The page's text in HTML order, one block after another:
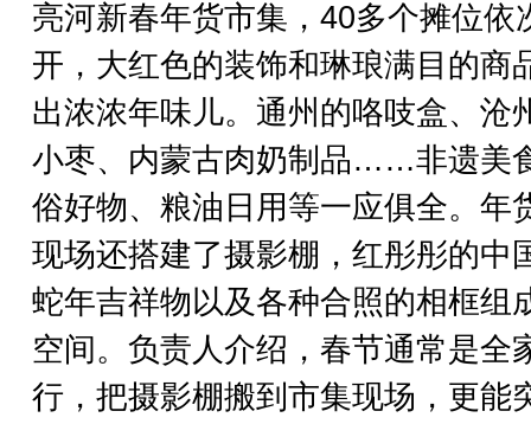
亮河新春年货市集，40多个摊位依
开，大红色的装饰和琳琅满目的商
出浓浓年味儿。通州的咯吱盒、沧
小枣、内蒙古肉奶制品……非遗美
俗好物、粮油日用等一应俱全。年
现场还搭建了摄影棚，红彤彤的中
蛇年吉祥物以及各种合照的相框组
空间。负责人介绍，春节通常是全
行，把摄影棚搬到市集现场，更能